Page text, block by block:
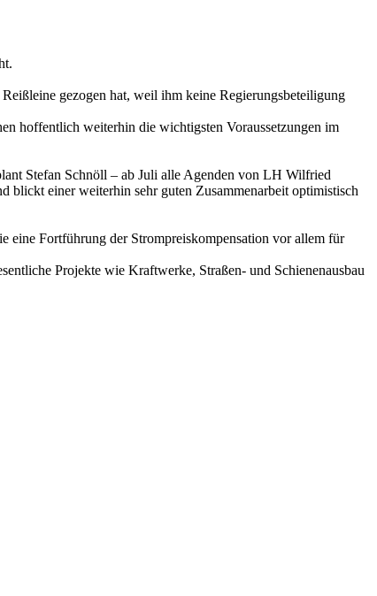
gezogen hat, weil ihm keine Regierungsbeteiligung
hoffentlich weiterhin die wichtigsten Voraussetzungen im
Stefan Schnöll – ab Juli alle Agenden von LH Wilfried
blickt einer weiterhin sehr guten Zusammenarbeit optimistisch
eine Fortführung der Strompreiskompensation vor allem für
Projekte wie Kraftwerke, Straßen- und Schienenausbau